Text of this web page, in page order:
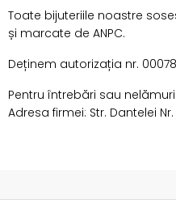
Toate bijuteriile noastre
și marcate de ANPC.
Deținem autorizația nr.
Pentru întrebări sau
Adresa firmei: Str. Dantelei